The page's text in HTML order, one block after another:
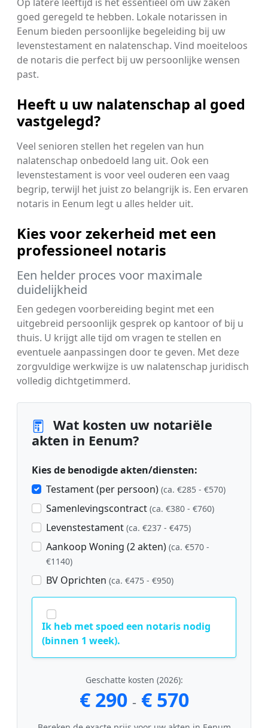
goed geregeld te hebben. Lokale notarissen in
Eenum bieden persoonlijke begeleiding bij uw
levenstestament en nalatenschap. Vind moeiteloos
de notaris die perfect bij uw persoonlijke wensen
past.
Heeft u uw nalatenschap al goed
vastgelegd?
Veel senioren stellen het regelen van hun
nalatenschap onbedoeld lang uit. Ook een
levenstestament is voor veel ouderen een vaag
begrip, terwijl het juist zo belangrijk is. Een ervaren
notaris in Eenum legt u alles helder uit.
Kies voor zekerheid met een
professioneel notaris
Een helder proces voor maximale
duidelijkheid
Een gedegen voorbereiding begint met een
uitgebreid persoonlijk gesprek op kantoor of bij u
thuis. U krijgt alle tijd om vragen te stellen en
eventuele aanpassingen door te geven. Met deze
zorgvuldige werkwijze is uw nalatenschap juridisch
volledig dichtgetimmerd.
Wat kosten uw notariële
akten in Eenum?
Kies de benodigde akten/diensten:
Testament (per persoon) (ca. €285 - €570)
Samenlevingscontract (ca. €380 - €760)
Levenstestament (ca. €237 - €475)
Aankoop Woning (2 akten) (ca. €570 -
€1140)
BV Oprichten (ca. €475 - €950)
Ik heb met spoed een notaris nodig
(binnen 1 week).
Geschatte kosten (2026):
€ 290 - € 570